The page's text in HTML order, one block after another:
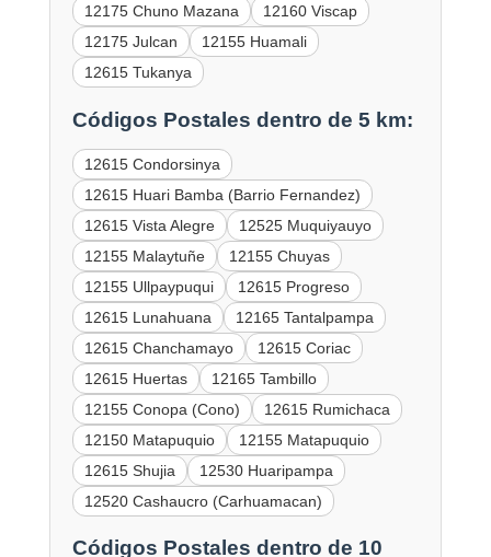
12175 Chuno Mazana
12160 Viscap
12175 Julcan
12155 Huamali
12615 Tukanya
Códigos Postales dentro de 5 km:
12615 Condorsinya
12615 Huari Bamba (Barrio Fernandez)
12615 Vista Alegre
12525 Muquiyauyo
12155 Malaytuñe
12155 Chuyas
12155 Ullpaypuqui
12615 Progreso
12615 Lunahuana
12165 Tantalpampa
12615 Chanchamayo
12615 Coriac
12615 Huertas
12165 Tambillo
12155 Conopa (Cono)
12615 Rumichaca
12150 Matapuquio
12155 Matapuquio
12615 Shujia
12530 Huaripampa
12520 Cashaucro (Carhuamacan)
Códigos Postales dentro de 10